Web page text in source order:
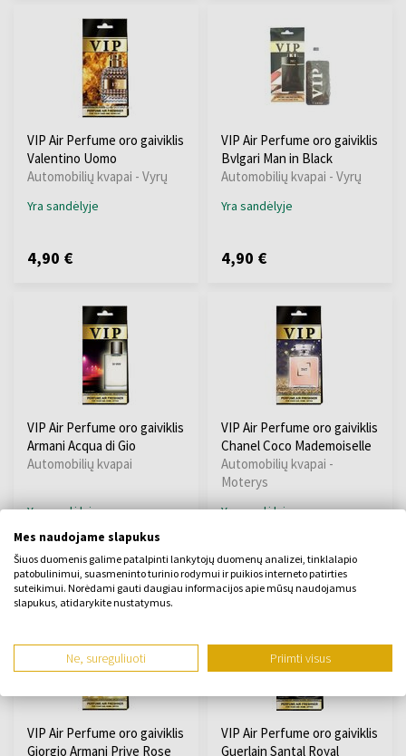
VIP Air Perfume oro gaiviklis
Valentino Uomo
Automobilių kvapai - Vyrų
Yra sandėlyje
4,90 €
VIP Air Perfume oro gaiviklis
Bvlgari Man in Black
Automobilių kvapai - Vyrų
Yra sandėlyje
4,90 €
VIP Air Perfume oro gaiviklis
Armani Acqua di Gio
Automobilių kvapai
Yra sandėlyje
4,96 €
VIP Air Perfume oro gaiviklis
Chanel Coco Mademoiselle
Automobilių kvapai -
Moterys
Yra sandėlyje
4,90 €
VIP Air Perfume oro gaiviklis
Giorgio Armani Prive Rose
VIP Air Perfume oro gaiviklis
Guerlain Santal Royal
Mes naudojame slapukus
Šiuos duomenis galime patalpinti lankytojų duomenų analizei, tinklalapio
patobulinimui, suasmeninto turinio rodymui ir puikios interneto patirties
suteikimui. Norėdami gauti daugiau informacijos apie mūsų naudojamus
slapukus, atidarykite nustatymus.
Ne, sureguliuoti Priimti visus